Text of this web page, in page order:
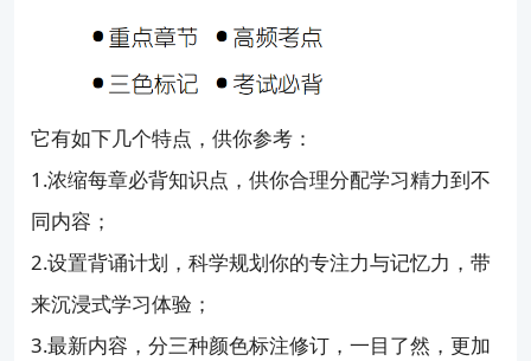
它有如下几个特点，供你参考：
1.浓缩每章必背知识点，供你合理分配学习精力到不
同内容；
2.设置背诵计划，科学规划你的专注力与记忆力，带
来沉浸式学习体验；
3.最新内容，分三种颜色标注修订，一目了然，更加